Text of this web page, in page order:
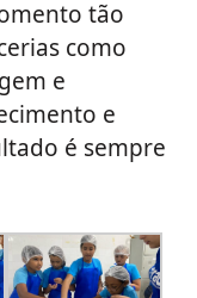
tão
como
e
e
é sempre